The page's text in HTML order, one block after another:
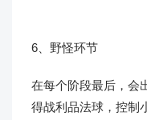
6、野怪环节
在每个阶段最后，会
得战利品法球，控制